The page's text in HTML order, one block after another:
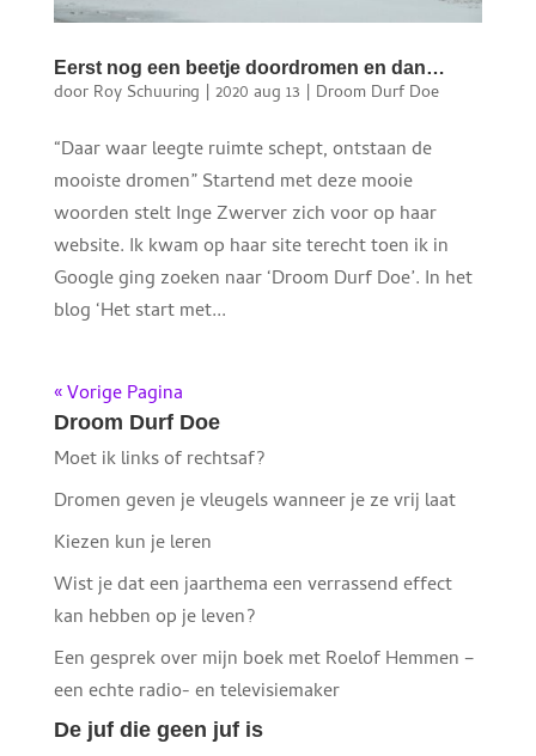
Eerst nog een beetje doordromen en dan…
door Roy Schuuring | 2020 aug 13 | Droom Durf Doe
“Daar waar leegte ruimte schept, ontstaan de
mooiste dromen” Startend met deze mooie
woorden stelt Inge Zwerver zich voor op haar
website. Ik kwam op haar site terecht toen ik in
Google ging zoeken naar ‘Droom Durf Doe’. In het
blog ‘Het start met...
« Vorige Pagina
Droom Durf Doe
Moet ik links of rechtsaf?
Dromen geven je vleugels wanneer je ze vrij laat
Kiezen kun je leren
Wist je dat een jaarthema een verrassend effect
kan hebben op je leven?
Een gesprek over mijn boek met Roelof Hemmen –
een echte radio- en televisiemaker
De juf die geen juf is